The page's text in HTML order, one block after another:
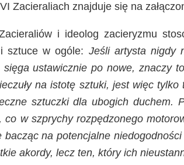
Zacieraliach znajduje się na
i ideolog zacieryzmu
sztuce w ogóle: Jeśli artysta nigdy
sięga ustawicznie po nowe, znaczy
na istotę sztuki, jest więc
sztuczki dla ubogich duchem.
co w szprychy rozpędzonego
bacząc na potencjalne
akordy, lecz ten, który ich